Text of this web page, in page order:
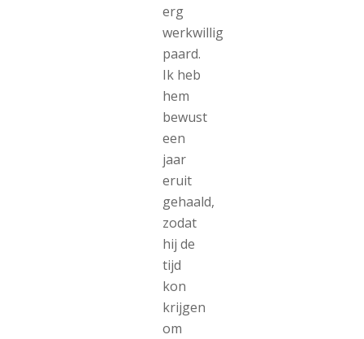
erg
werkwillig
paard.
Ik heb
hem
bewust
een
jaar
eruit
gehaald,
zodat
hij de
tijd
kon
krijgen
om